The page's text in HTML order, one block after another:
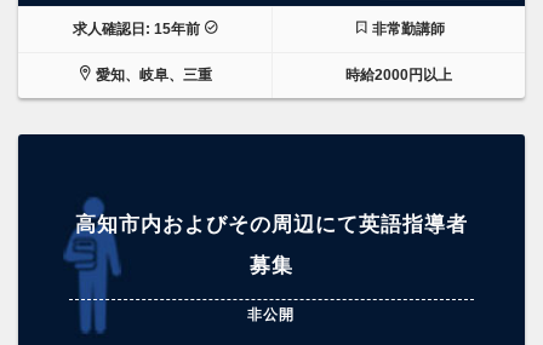
求人確認日: 15年前 非常勤講師
愛知、岐阜、三重 時給2000円以上
高知市内およびその周辺にて英語指導者
募集
非公開